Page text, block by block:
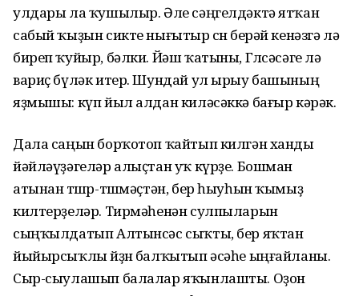
улдары ла ҡушылыр. Әле сәңгелдәктә ятҡан
сабый ҡыҙын сикте нығытыр өсөн берәй кенәзгә лә
биреп ҡуйыр, бәлки. Йәш ҡатыны, Гөлсәсәге лә
вариҫ бүләк итер. Шундай ул ырыу башының
яҙмышы: күп йыл алдан киләсәккә бағыр кәрәк.
Дала саңын борҡотоп ҡайтып килгән ханды
йәйләүҙәгеләр алыҫтан уҡ күрҙе. Бошман
атынан төшөр-төшмәҫтән, бер һыуһын ҡымыҙ
килтерҙеләр. Тирмә­һенән сулпыларын
сыңҡылдатып Алтын­сәс сыҡты, бер яҡтан
йыйырсыҡлы йөҙөн балҡытып әсәһе ыңғайланы.
Сыр-сыулашып балалар яҡынлашты. Оҙон